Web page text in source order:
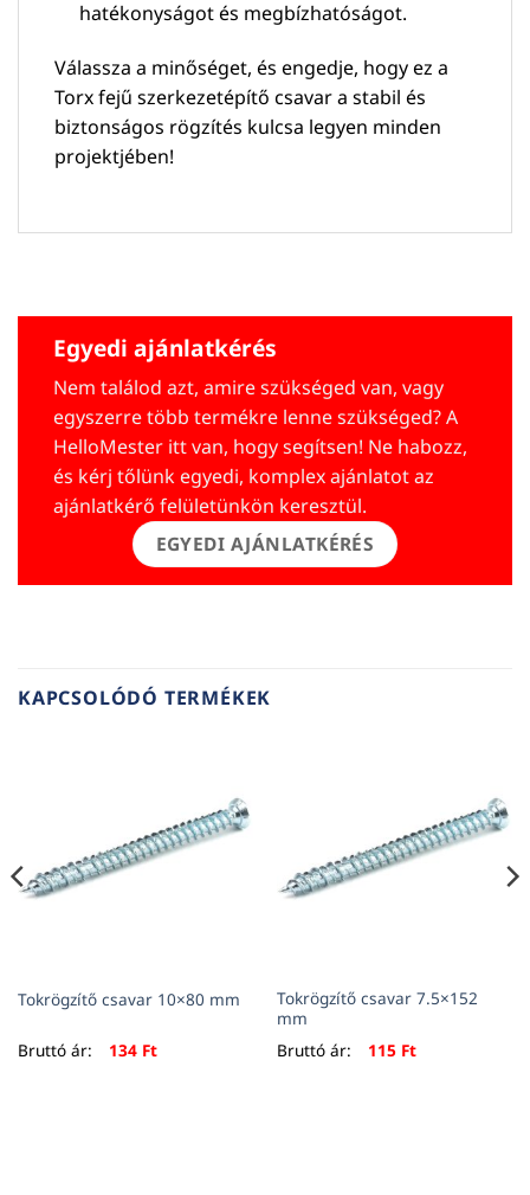
hatékonyságot és megbízhatóságot.
Válassza a minőséget, és engedje, hogy ez a
Torx fejű szerkezetépítő csavar a stabil és
biztonságos rögzítés kulcsa legyen minden
projektjében!
Egyedi ajánlatkérés
Nem találod azt, amire szükséged van, vagy
egyszerre több termékre lenne szükséged? A
HelloMester itt van, hogy segítsen! Ne habozz,
és kérj tőlünk egyedi, komplex ajánlatot az
ajánlatkérő felületünkön keresztül.
EGYEDI AJÁNLATKÉRÉS
KAPCSOLÓDÓ TERMÉKEK
Tokrögzítő csavar 10×80 mm
Bruttó ár: 134 Ft
Tokrögzítő csavar 7.5×152
mm
Bruttó ár:
115 Ft